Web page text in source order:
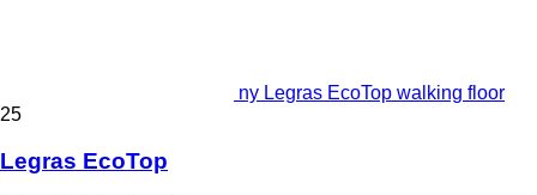
ny Legras EcoTop walking floor
25
Legras EcoTop